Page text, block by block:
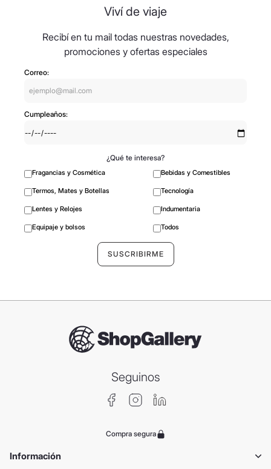
Viví de viaje
Recibí en tu mail todas nuestras novedades,
promociones y ofertas especiales
Correo:
Cumpleaños:
¿Qué te interesa?
Fragancias y Cosmética Bebidas y Comestibles
Termos, Mates y Botellas Tecnología
Lentes y Relojes Indumentaria
Equipaje y bolsos Todos
Seguinos
Compra segura
Información